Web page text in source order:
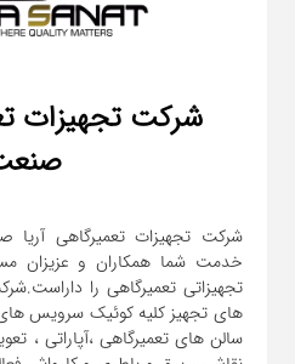
شرکت تجهیزات
خدمت شما همکاران و عزیزان
تجهیزاتی تعمیرگاهی را
های تجهیز کلیه کوئیک سرویس
سالن های تعمیرگاهی ،آپاراتی ،